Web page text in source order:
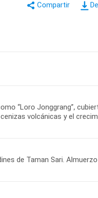
“Loro Jonggrang”,
volcánicas y el
de Taman Sari.